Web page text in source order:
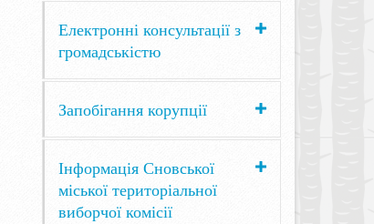
Електронні консультації з
громадськістю
Запобігання корупції
Інформація Сновської
міської територіальної
виборчої комісії